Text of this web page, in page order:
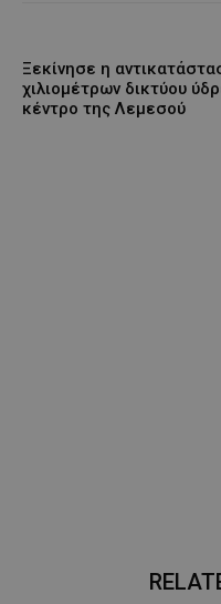
Ξεκίνησε η
χιλιομέτρων δικτύου
κέντρο της Λεμεσού